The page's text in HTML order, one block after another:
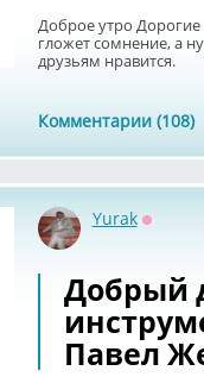
Доброе утро
гложет сомнение, а
друзьям нравится.
Комментарии (108)
Yurak
Добрый
Павел